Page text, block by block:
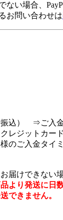
ない場合、
お問い合わせは
込） ⇒ご入金
クレジットカ
のご入金タイ
届けできない
より発送に日
できません。